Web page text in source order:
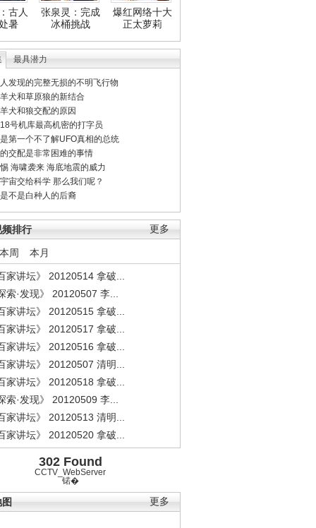
古人
暑
张泉灵：完成
冰桶挑战
爆红网络十大
正太萝莉
最具潜力
发现的完整无损的不明飞行物
犬和草原狼的新结合
犬和狼交配的原因
号机库最高机密的打字员
第一个不了解UFO真相的总统
交配是非常困难的事情
海啸袭来 海底地震的威力
宙交给科学 那么我们呢？
不是白种人的后裔
更多
排行
本周 本月
家讲坛》 20120514 拿破...
索·发现》 20120507 李...
家讲坛》 20120515 拿破...
家讲坛》 20120517 拿破...
家讲坛》 20120516 拿破...
家讲坛》 20120507 清明...
家讲坛》 20120518 拿破...
索·发现》 20120509 李...
家讲坛》 20120513 清明...
家讲坛》 20120520 拿破...
302 Found
CCTV_WebServer
锘�
更多